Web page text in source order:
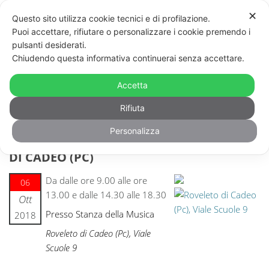
SEMINARI DI FORMAZIONE A ROVELETO
DI CADEO (PC)
06
Ott
2018
Da dalle ore 9.00 alle ore
13.00 e dalle 14.30 alle 18.30
Presso Stanza della Musica
Roveleto di Cadeo (Pc), Viale
Scuole 9
✕
Questo sito utilizza cookie tecnici e di profilazione.
Puoi accettare, rifiutare o personalizzare i cookie premendo i
pulsanti desiderati.
Chiudendo questa informativa continuerai senza accettare.
Accetta
Rifiuta
Personalizza